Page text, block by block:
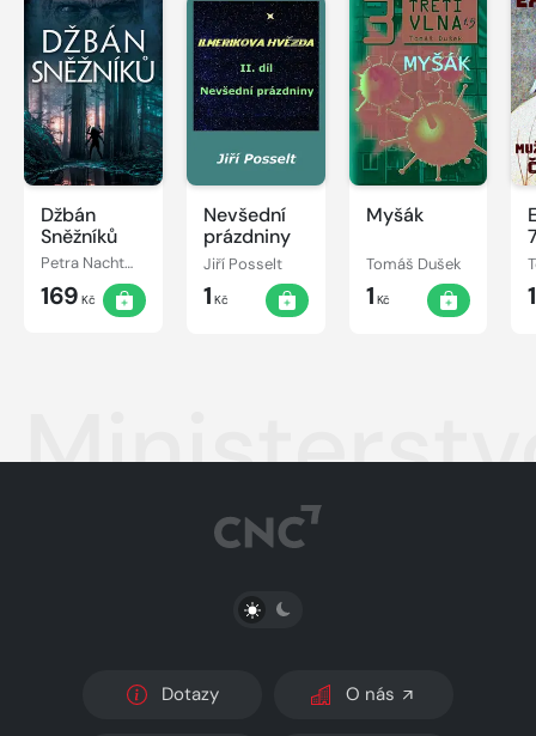
Džbán
Sněžníků
Petra Nachtmanová
169 Kč
Nevšední
prázdniny
Jiří Posselt
1 Kč
Myšák
Tomáš Dušek
1 Kč 1
PŘEPNOUT SVĚTLÝ/TMAVÝ REŽIM
Dotazy O nás